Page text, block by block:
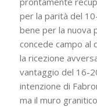
per la parità del
bene per la nuova
concede campo al
la ricezione
vantaggio del 16-
intenzione di
ma il muro